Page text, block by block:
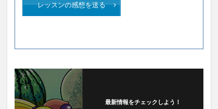
レッスンの感想を送る
最新情報をチェックしよう！